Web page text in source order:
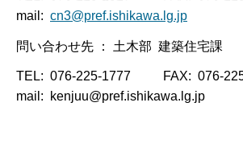
mail: cn3@pref.ishikawa.lg.jp
問い合わせ先 ： 土木部 建築住宅課
TEL: 076-225-1777 FAX: 076-
mail: kenjuu@pref.ishikawa.lg.jp